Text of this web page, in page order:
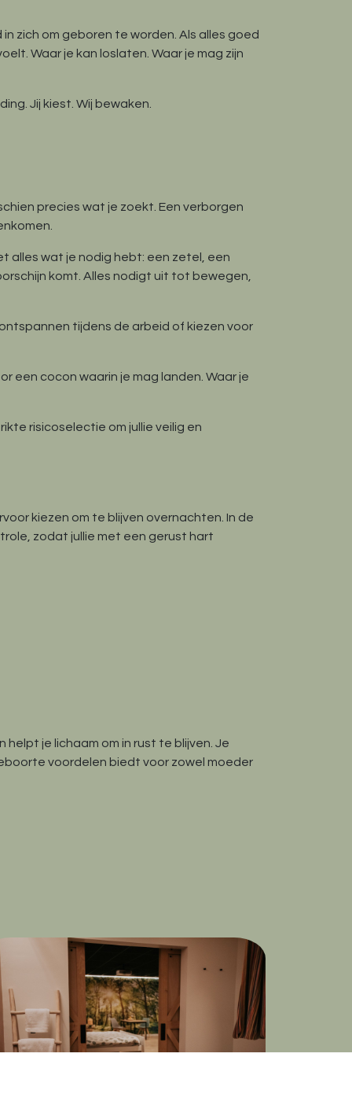
zich om geboren te worden. Als alles goed
Waar je kan loslaten. Waar je mag zijn
Jij kiest. Wij bewaken.
precies wat je zoekt. Een verborgen
alles wat je nodig hebt: een zetel, een
komt. Alles nodigt uit tot bewegen,
tijdens de arbeid of kiezen voor
een cocon waarin je mag landen. Waar je
risicoselectie om jullie veilig en
kiezen om te blijven overnachten. In de
zodat jullie met een gerust hart
je lichaam om in rust te blijven. Je
voordelen biedt voor zowel moeder